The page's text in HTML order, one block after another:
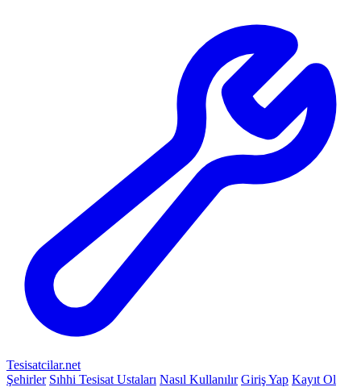
Tesisatcilar.net
Şehirler Sıhhi Tesisat Ustaları Nasıl Kullanılır Giriş Yap Kayıt Ol